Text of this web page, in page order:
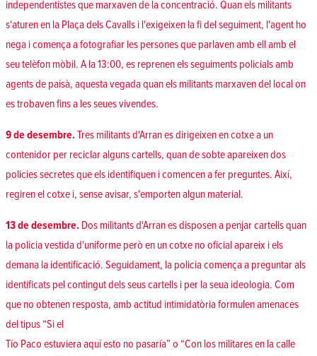
independentistes que marxaven de la concentració. Quan els militants
s'aturen en la Plaça dels Cavalls i l'exigeixen la fi del seguiment, l'agent ho
nega i comença a fotografiar les persones que parlaven amb ell amb el
seu telèfon mòbil. A la 13:00, es reprenen els seguiments policials amb
agents de paisà, aquesta vegada quan els militants marxaven del local on
es trobaven fins a les seues vivendes.
9 de desembre.Tres militants d'Arran es dirigeixen en cotxe a un
contenidor per reciclar alguns cartells, quan de sobte apareixen dos
policies secretes que els identifiquen i comencen a fer preguntes. Així,
regiren el cotxe i, sense avisar, s'emporten algun material.
13 de desembre. Dos militants d'Arran es disposen a penjar cartells quan
la policia vestida d'uniforme però en un cotxe no oficial apareix i els
demana la identificació. Seguidament, la policia comença a preguntar als
identificats pel contingut dels seus cartells i per la seua ideologia. Com
que no obtenen resposta, amb actitud intimidatòria formulen amenaces
del tipus “Si el
Tío Paco estuviera aquí esto no pasaría” o “Con los militares en la calle